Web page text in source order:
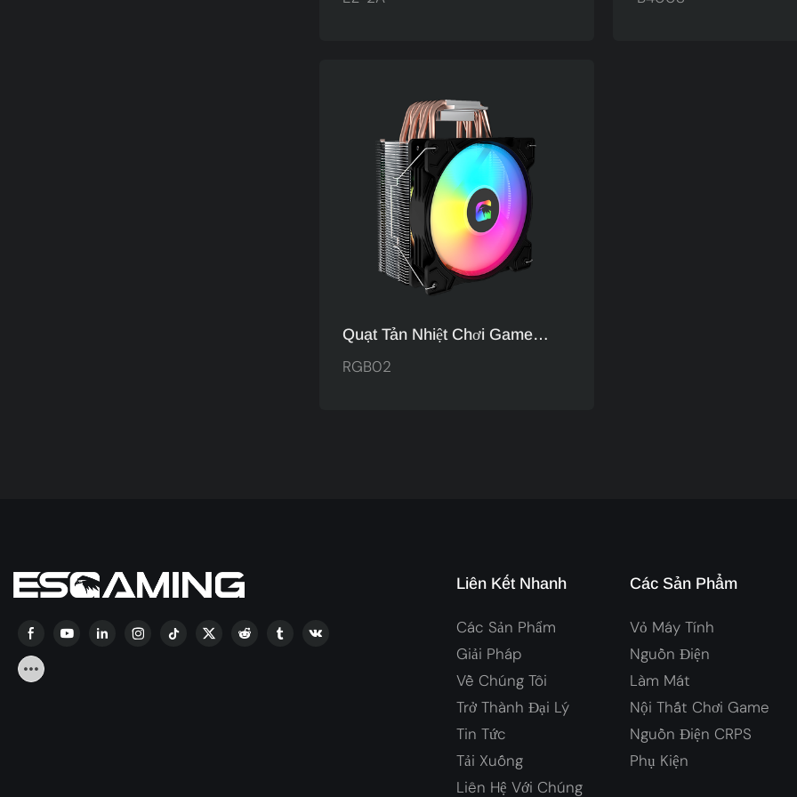
Quạt Tản Nhiệt Chơi Game
ARGB Tản Nhiệt Bằng Đồng 4U
RGB02
Liên Kết Nhanh
Các Sản Phẩm
Giải Pháp
Về Chúng Tôi
Trở Thành Đại Lý
Tin Tức
Tải Xuống
Liên Hệ Với Chúng
Các Sản Phẩm
Vỏ Máy Tính
Nguồn Điện
Làm Mát
Nội Thất Chơi Game
Nguồn Điện CRPS
Phụ Kiện